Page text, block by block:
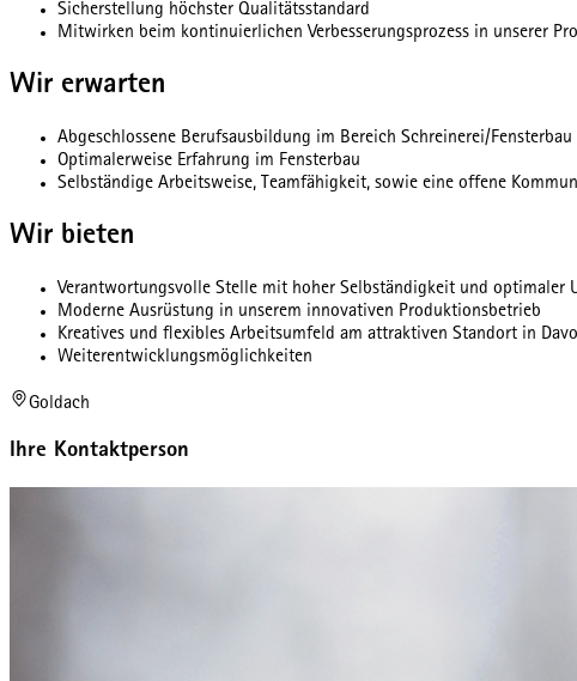
Sicherstellung höchster Qualitätsstandard
Mitwirken beim kontinuierlichen Verbesserungsprozess in unserer
Wir erwarten
Abgeschlossene Berufsausbildung im Bereich Schreinerei/Fensterbau
Optimalerweise Erfahrung im Fensterbau
Selbständige Arbeitsweise, Teamfähigkeit, sowie eine offene
Wir bieten
Verantwortungsvolle Stelle mit hoher Selbständigkeit und optimaler
Moderne Ausrüstung in unserem innovativen Produktionsbetrieb
Kreatives und flexibles Arbeitsumfeld am attraktiven Standort in
Weiterentwicklungsmöglichkeiten
Goldach
Ihre Kontaktperson